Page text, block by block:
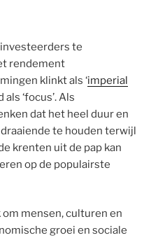
te
rendement
klinkt als ‘imperial
als ‘focus’. Als
dat het heel duur en
te houden terwijl
krenten uit de pap kan
op de populairste
mensen, culturen en
groei en sociale